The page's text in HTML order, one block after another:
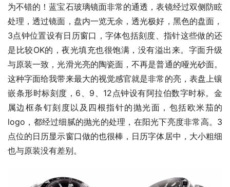
为不错的！蓝宝石玻璃镜面非常的通透，表镜经过双侧防眩
处理，透过镜面，盘内一览无余，透光极好，黑色的盘面，
3点钟位置设有日历窗口，字体包括刻度、指针这些做的还
是比较OK的，夜光填充也很饱满，没有溢出来。字面升级
与原装一致，光滑光亮的陶瓷面，不再是普通的哑光砂面。
这种字面给我带来最大的视觉感官就是非常的亮，表盘上镶
嵌条形时标刻度，6、9、12点钟设有阿拉伯数字时标。金
属边框条钉刻度以及四根指针的抛光面，包括欧米茄的
logo，都经过细腻的抛光的处理，在阳光下亮度非常高。3
点位的日历显示窗口做的也很棒，日历字体居中，大小粗细
也与原装没有差别。